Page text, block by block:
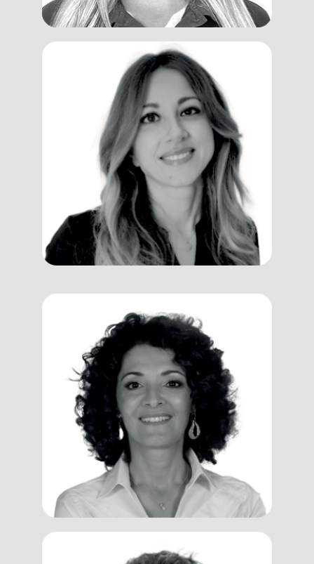
Maria Rosaria
Pagliaroli
Trainer, Coach
Guity
Mohammadi
Trainer, Coach